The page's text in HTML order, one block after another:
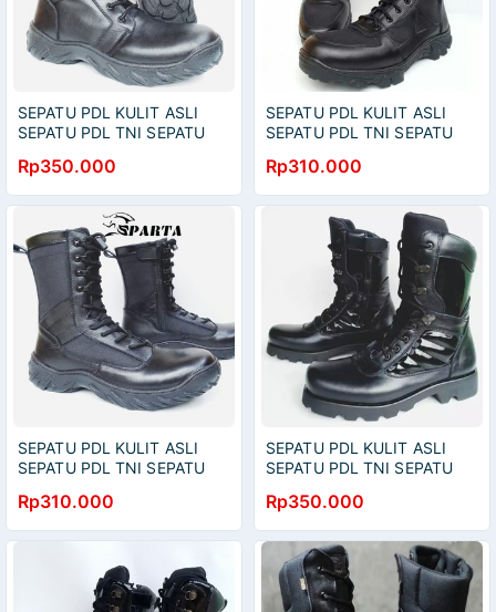
SEPATU PDL KULIT ASLI
SEPATU PDL TNI SEPATU
SECURITY SEPATU PDL
SATPAM
Rp350.000
SEPATU PDL KULIT ASLI
SEPATU PDL TNI SEPATU
SECURITY SEPATU PDL
SATPAM
Rp310.000
SEPATU PDL KULIT ASLI
SEPATU PDL TNI SEPATU
SECURITY SEPATU PDL
SATPAM
Rp310.000
SEPATU PDL KULIT ASLI
SEPATU PDL TNI SEPATU
SECURITY SEPATU PDL
SATPAM
Rp350.000